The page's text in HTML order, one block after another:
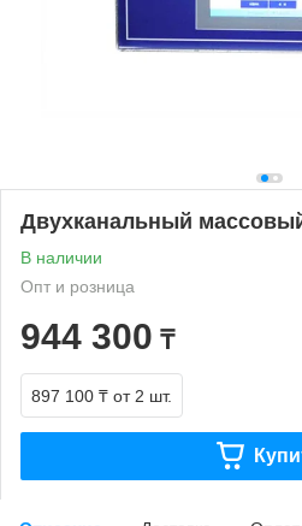
Двухканальный
В наличии
Опт и розница
944 300 ₸
897 100 ₸ от 2 шт.